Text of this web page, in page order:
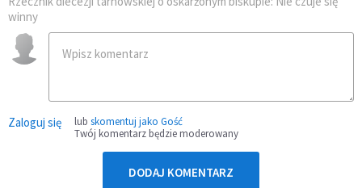
winny
Zaloguj się lub skomentuj jako Gość
Twój komentarz będzie moderowany
DODAJ KOMENTARZ